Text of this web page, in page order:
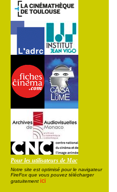
Pour les utilisateurs de Mac
Notre site est optimisé pour le navigateur
FireFox que vous pouvez télécharger
gratuitement ici